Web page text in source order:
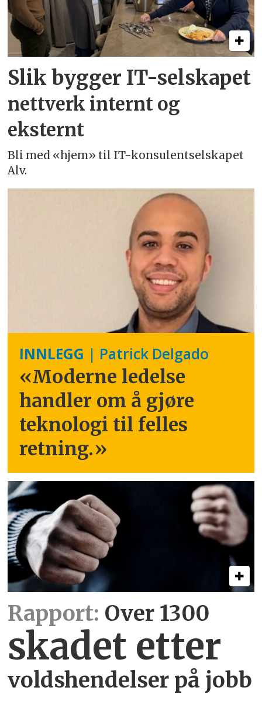
Slik bygger IT-selskapet
nettverk internt og
eksternt
Bli med «hjem» til IT-konsulentselskapet
Alv.
INNLEGG | Patrick Delgado
«Moderne ledelse
handler om å gjøre
teknologi til felles
retning.»
Rapport: Over 1300
skadet etter
voldshendelser på jobb